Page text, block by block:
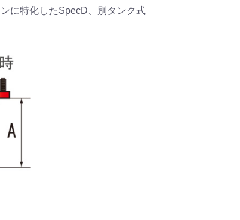
に特化したSpecD、別タンク式